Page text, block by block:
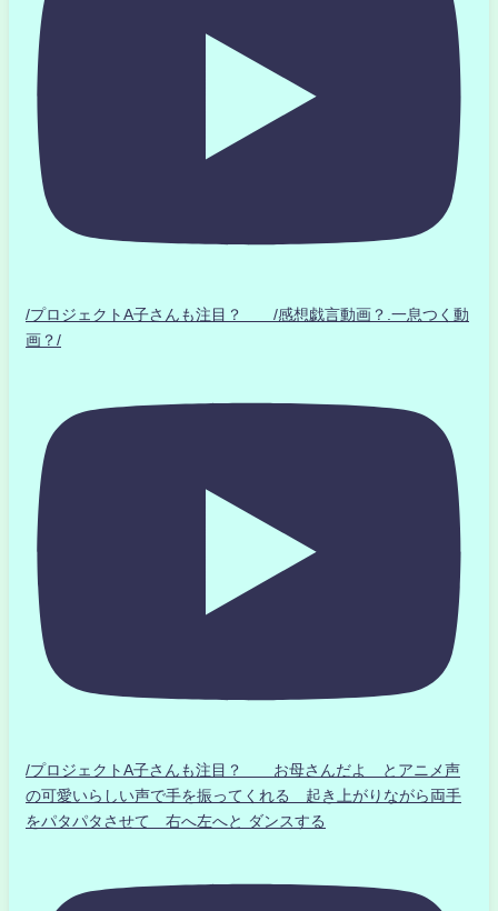
/プロジェクトA子さんも注目？ /感想戯言動画？.一息つく動
画？/
/プロジェクトA子さんも注目？ お母さんだよ とアニメ声
の可愛いらしい声で手を振ってくれる 起き上がりながら両手
をパタパタさせて 右へ左へと ダンスする